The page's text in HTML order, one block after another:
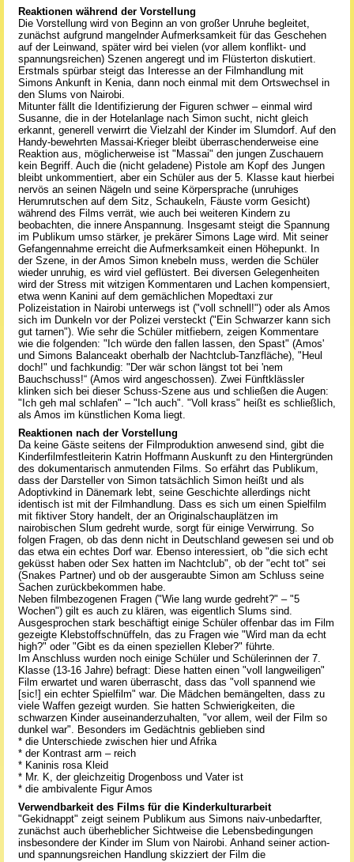
Reaktionen während der Vorstellung
Die Vorstellung wird von Beginn an von großer Unruhe begleitet,
zunächst aufgrund mangelnder Aufmerksamkeit für das Geschehen
auf der Leinwand, später wird bei vielen (vor allem konflikt- und
spannungsreichen) Szenen angeregt und im Flüsterton diskutiert.
Erstmals spürbar steigt das Interesse an der Filmhandlung mit
Simons Ankunft in Kenia, dann noch einmal mit dem Ortswechsel in
den Slums von Nairobi.
Mitunter fällt die Identifizierung der Figuren schwer – einmal wird
Susanne, die in der Hotelanlage nach Simon sucht, nicht gleich
erkannt, generell verwirrt die Vielzahl der Kinder im Slumdorf. Auf den
Handy-bewehrten Massai-Krieger bleibt überraschenderweise eine
Reaktion aus, möglicherweise ist "Massai" den jungen Zuschauern
kein Begriff. Auch die (nicht geladene) Pistole am Kopf des Jungen
bleibt unkommentiert, aber ein Schüler aus der 5. Klasse kaut hierbei
nervös an seinen Nägeln und seine Körpersprache (unruhiges
Herumrutschen auf dem Sitz, Schaukeln, Fäuste vorm Gesicht)
während des Films verrät, wie auch bei weiteren Kindern zu
beobachten, die innere Anspannung. Insgesamt steigt die Spannung
im Publikum umso stärker, je prekärer Simons Lage wird. Mit seiner
Gefangennahme erreicht die Aufmerksamkeit einen Höhepunkt. In
der Szene, in der Amos Simon knebeln muss, werden die Schüler
wieder unruhig, es wird viel geflüstert. Bei diversen Gelegenheiten
wird der Stress mit witzigen Kommentaren und Lachen kompensiert,
etwa wenn Kanini auf dem gemächlichen Mopedtaxi zur
Polizeistation in Nairobi unterwegs ist ("voll schnell!") oder als Amos
sich im Dunkeln vor der Polizei versteckt ("Ein Schwarzer kann sich
gut tarnen"). Wie sehr die Schüler mitfiebern, zeigen Kommentare
wie die folgenden: "Ich würde den fallen lassen, den Spast" (Amos'
und Simons Balanceakt oberhalb der Nachtclub-Tanzfläche), "Heul
doch!" und fachkundig: "Der wär schon längst tot bei 'nem
Bauchschuss!“ (Amos wird angeschossen). Zwei Fünftklässler
klinken sich bei dieser Schuss-Szene aus und schließen die Augen:
"Ich geh mal schlafen" – "Ich auch". "Voll krass" heißt es schließlich,
als Amos im künstlichen Koma liegt.
Reaktionen nach der Vorstellung
Da keine Gäste seitens der Filmproduktion anwesend sind, gibt die
Kinderfilmfestleiterin Katrin Hoffmann Auskunft zu den Hintergründen
des dokumentarisch anmutenden Films. So erfährt das Publikum,
dass der Darsteller von Simon tatsächlich Simon heißt und als
Adoptivkind in Dänemark lebt, seine Geschichte allerdings nicht
identisch ist mit der Filmhandlung. Dass es sich um einen Spielfilm
mit fiktiver Story handelt, der an Originalschauplätzen im
nairobischen Slum gedreht wurde, sorgt für einige Verwirrung. So
folgen Fragen, ob das denn nicht in Deutschland gewesen sei und ob
das etwa ein echtes Dorf war. Ebenso interessiert, ob "die sich echt
geküsst haben oder Sex hatten im Nachtclub", ob der "echt tot" sei
(Snakes Partner) und ob der ausgeraubte Simon am Schluss seine
Sachen zurückbekommen habe.
Neben filmbezogenen Fragen ("Wie lang wurde gedreht?" – "5
Wochen") gilt es auch zu klären, was eigentlich Slums sind.
Ausgesprochen stark beschäftigt einige Schüler offenbar das im Film
gezeigte Klebstoffschnüffeln, das zu Fragen wie "Wird man da echt
high?" oder "Gibt es da einen speziellen Kleber?" führte.
Im Anschluss wurden noch einige Schüler und Schülerinnen der 7.
Klasse (13-16 Jahre) befragt: Diese hatten einen "voll langweiligen"
Film erwartet und waren überrascht, dass das "voll spannend wie
[sic!] ein echter Spielfilm" war. Die Mädchen bemängelten, dass zu
viele Waffen gezeigt wurden. Sie hatten Schwierigkeiten, die
schwarzen Kinder auseinanderzuhalten, "vor allem, weil der Film so
dunkel war". Besonders im Gedächtnis geblieben sind
* die Unterschiede zwischen hier und Afrika
* der Kontrast arm – reich
* Kaninis rosa Kleid
* Mr. K, der gleichzeitig Drogenboss und Vater ist
* die ambivalente Figur Amos
Verwendbarkeit des Films für die Kinderkulturarbeit
"Gekidnappt" zeigt seinem Publikum aus Simons naiv-unbedarfter,
zunächst auch überheblicher Sichtweise die Lebensbedingungen
insbesondere der Kinder im Slum von Nairobi. Anhand seiner action-
und spannungsreichen Handlung skizziert der Film die